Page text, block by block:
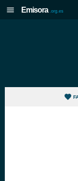
Emisora .org.es